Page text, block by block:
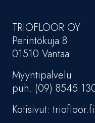
TRIOFLOOR OY
Perintökuja 8
01510 Vantaa
Myyntipalvelu
puh. (09) 8545
Kotisivut: